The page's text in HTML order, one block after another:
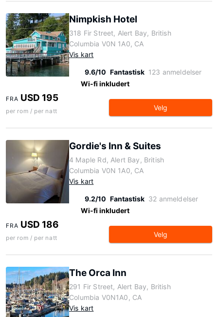
Nimpkish Hotel
318 Fir Street, Alert Bay, British
Columbia V0N 1A0, CA
Vis kart
9.6/10 Fantastisk 123 anmeldelser
Wi-fi inkludert
FRA USD 195
per rom / per natt Velg
Gordie's Inn & Suites
4 Maple Rd, Alert Bay, British
Columbia V0N 1A0, CA
Vis kart
9.2/10 Fantastisk 32 anmeldelser
Wi-fi inkludert
FRA USD 186
per rom / per natt Velg
The Orca Inn
291 Fir Street, Alert Bay, British
Columbia V0N1A0, CA
Vis kart